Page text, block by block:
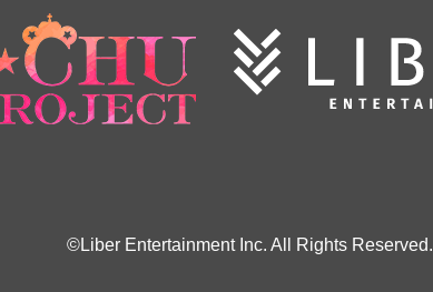
©Liber Entertainment Inc. All Rights Reserved.